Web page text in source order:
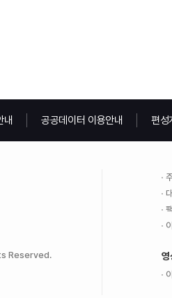
내 공공데이터 이용안내 편성
Reserved. 영